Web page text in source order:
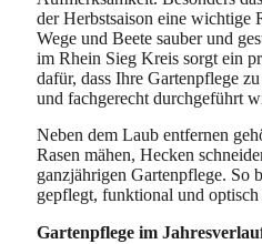
der Herbstsaison eine wichtige
Wege und Beete sauber und
im Rhein Sieg Kreis sorgt ein
dafür, dass Ihre Gartenpflege
und fachgerecht durchgeführt
Neben dem Laub entfernen
Rasen mähen, Hecken
ganzjährigen Gartenpflege. So
gepflegt, funktional und optisch
Gartenpflege im